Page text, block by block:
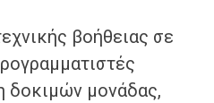
βοήθειας σε
δοκιμών μονάδας,